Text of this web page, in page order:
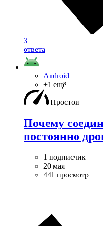
3
ответа
Android
+1 ещё
Простой
Почему
постоянно
1 подписчик
20 мая
441 просмотр